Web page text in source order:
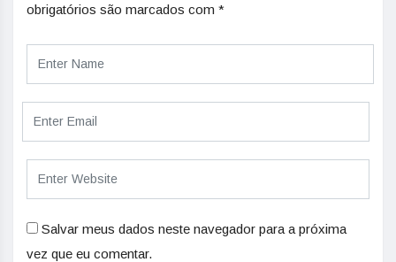
obrigatórios são marcados com *
Salvar meus dados neste navegador para a próxima
vez que eu comentar.